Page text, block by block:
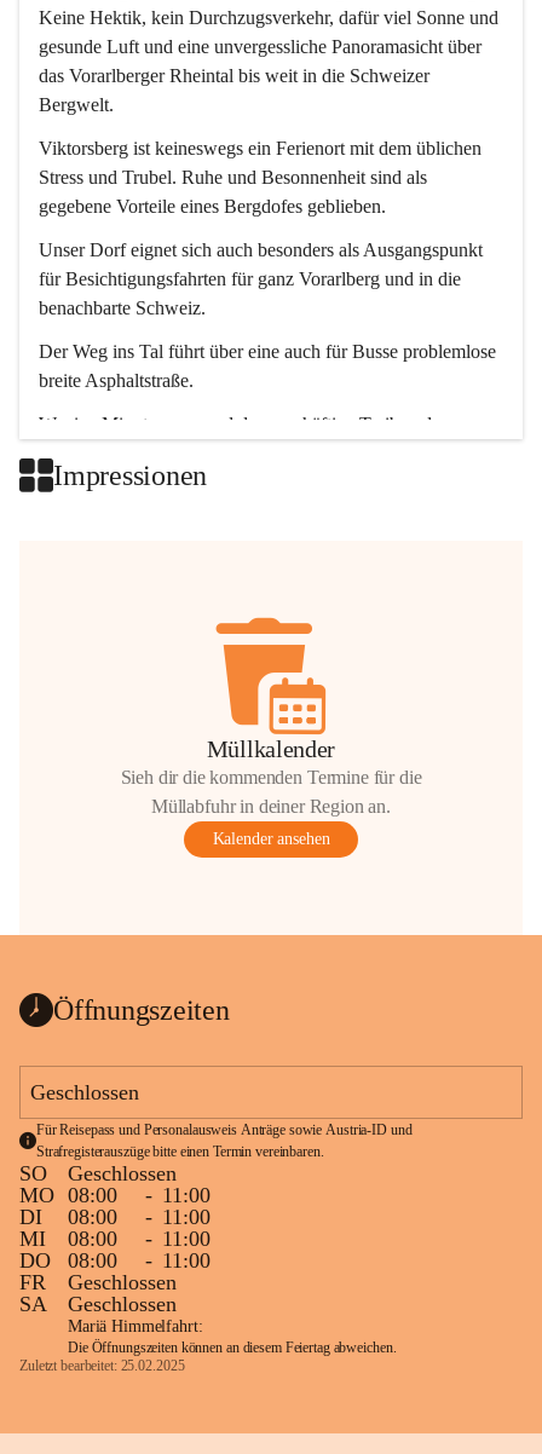
Keine Hektik, kein Durchzugsverkehr, dafür viel Sonne und
gesunde Luft und eine unvergessliche Panoramasicht über
das Vorarlberger Rheintal bis weit in die Schweizer
Bergwelt.
Viktorsberg ist keineswegs ein Ferienort mit dem üblichen
Stress und Trubel. Ruhe und Besonnenheit sind als
gegebene Vorteile eines Bergdofes geblieben.
Unser Dorf eignet sich auch besonders als Ausgangspunkt
für Besichtigungsfahrten für ganz Vorarlberg und in die
benachbarte Schweiz.
Der Weg ins Tal führt über eine auch für Busse problemlose
breite Asphaltstraße.
Wenige Minuten nur, und das geschäftige Treiben der
Impressionen
Müllkalender
Sieh dir die kommenden Termine für die
Müllabfuhr in deiner Region an.
Kalender ansehen
Öffnungszeiten
Geschlossen
Für Reisepass und Personalausweis Anträge sowie Austria-ID und
Strafregisterauszüge bitte einen Termin vereinbaren.
SO
Geschlossen
MO 08:00 - 11:00
DI
08:00 - 11:00
MI
08:00 - 11:00
DO
08:00 - 11:00
FR
Geschlossen
SA
Geschlossen
Mariä Himmelfahrt:
Die Öffnungszeiten können an diesem Feiertag abweichen.
Zuletzt bearbeitet: 25.02.2025